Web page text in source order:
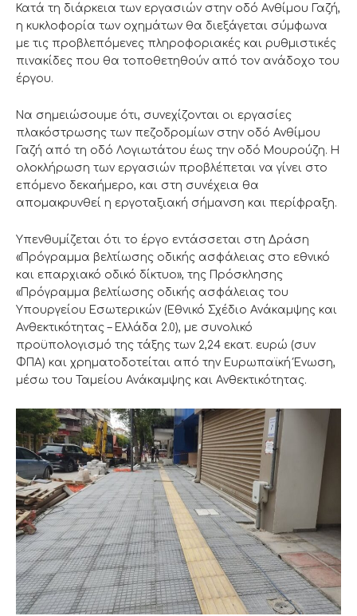
Κατά τη διάρκεια των εργασιών στην οδό Ανθίμου Γαζή,
η κυκλοφορία των οχημάτων θα διεξάγεται σύμφωνα
με τις προβλεπόμενες πληροφοριακές και ρυθμιστικές
πινακίδες που θα τοποθετηθούν από τον ανάδοχο του
έργου.
Να σημειώσουμε ότι, συνεχίζονται οι εργασίες
πλακόστρωσης των πεζοδρομίων στην οδό Ανθίμου
Γαζή από τη οδό Λογιωτάτου έως την οδό Μουρούζη. Η
ολοκλήρωση των εργασιών προβλέπεται να γίνει στο
επόμενο δεκαήμερο, και στη συνέχεια θα
απομακρυνθεί η εργοταξιακή σήμανση και περίφραξη.
Υπενθυμίζεται ότι το έργο εντάσσεται στη Δράση
«Πρόγραμμα βελτίωσης οδικής ασφάλειας στο εθνικό
και επαρχιακό οδικό δίκτυο», της Πρόσκλησης
«Πρόγραμμα βελτίωσης οδικής ασφάλειας του
Υπουργείου Εσωτερικών (Εθνικό Σχέδιο Ανάκαμψης και
Ανθεκτικότητας – Ελλάδα 2.0), με συνολικό
προϋπολογισμό της τάξης των 2,24 εκατ. ευρώ (συν
ΦΠΑ) και χρηματοδοτείται από την Ευρωπαϊκή Ένωση,
μέσω του Ταμείου Ανάκαμψης και Ανθεκτικότητας.